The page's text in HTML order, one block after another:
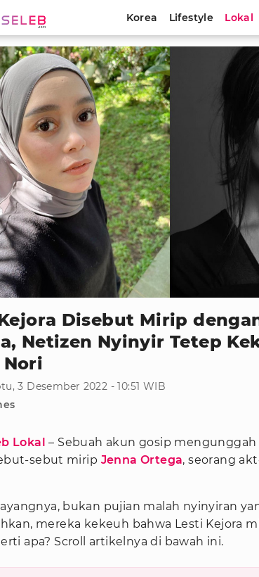
Korea Lifestyle Lokal
Disebut Mirip
Netizen Nyinyir Tetep
3 Desember 2022 - 10:51 WIB
Lokal – Sebuah akun gosip
sebut mirip Jenna Ortega, seorang
bukan pujian malah nyinyiran
mereka kekeuh bahwa Lesti Kejora
apa? Scroll artikelnya di bawah ini.